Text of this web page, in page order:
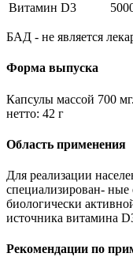
Витамин D3
БАД - не является
Форма выпуска
Капсулы массой 700
нетто: 42 г
Область применения
Для реализации
специализирован- ные
биологически
источника витамина
Рекомендации по